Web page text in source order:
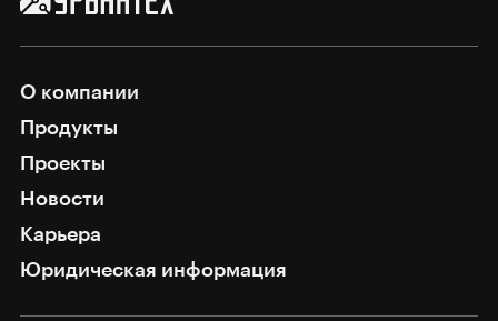
О компании
Продукты
Проекты
Новости
Карьера
Юридическая информация